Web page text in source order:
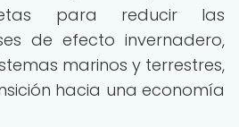
para reducir las
de efecto invernadero,
marinos y terrestres,
hacia una economía